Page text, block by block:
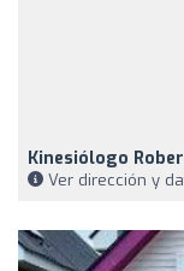
Kinesiólogo
Ver dirección y